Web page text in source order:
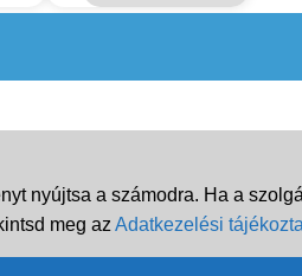
nyújtsa a számodra. Ha a
meg az Adatkezelési